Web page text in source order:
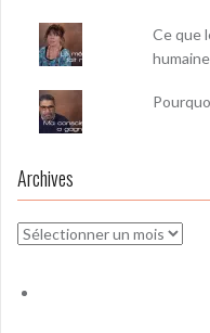
Ce que
Archives
Archives